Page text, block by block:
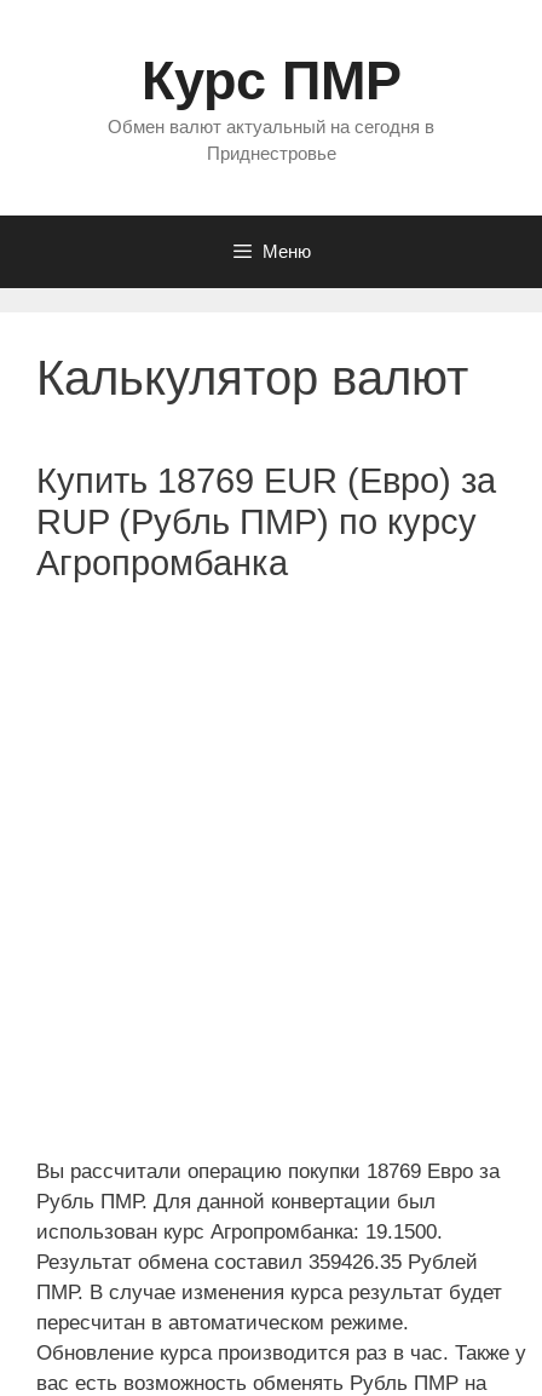
Курс ПМР
Обмен валют актуальный на сегодня в
Приднестровье
Меню
Калькулятор валют
Купить 18769 EUR (Евро) за
RUP (Рубль ПМР) по курсу
Агропромбанка
Вы рассчитали операцию покупки 18769 Евро за
Рубль ПМР. Для данной конвертации был
использован курс Агропромбанка: 19.1500.
Результат обмена составил 359426.35 Рублей
ПМР. В случае изменения курса результат будет
пересчитан в автоматическом режиме.
Обновление курса производится раз в час. Также у
вас есть возможность обменять Рубль ПМР на